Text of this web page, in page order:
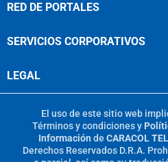
RED DE PORTALES
SERVICIOS CORPORATIVOS
LEGAL
El uso de este sitio web
Términos y condicionesy
Información de CARACOL
Derechos Reservados D.R.A.